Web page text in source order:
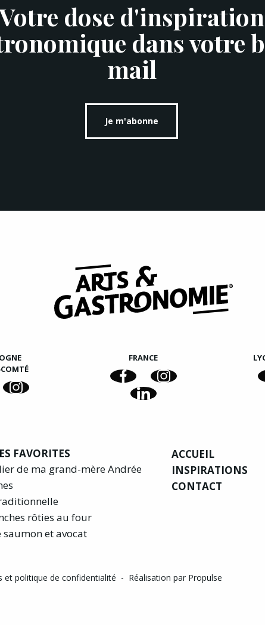
dose d'inspiration
dans votre
mail
Je m'abonne
FRANCE
FAVORITES
de ma grand-mère Andrée
rôties au four
saumon et avocat
ACCUEIL
INSPIRATIONS
CONTACT
et politique de confidentialité - Réalisation par Propulse